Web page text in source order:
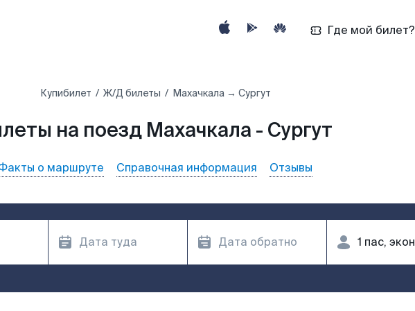
Где мой билет?
Купибилет Ж/Д билеты Махачкала → Сургут
на поезд Махачкала - Сургут
о маршруте Справочная информация Отзывы